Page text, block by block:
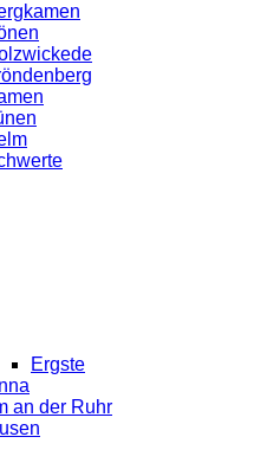
Ergste
an der Ruhr